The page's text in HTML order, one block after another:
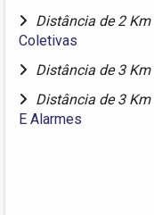
Distância de 2 Km
Coletivas
Distância de 3 Km
Distância de 3 Km
E Alarmes